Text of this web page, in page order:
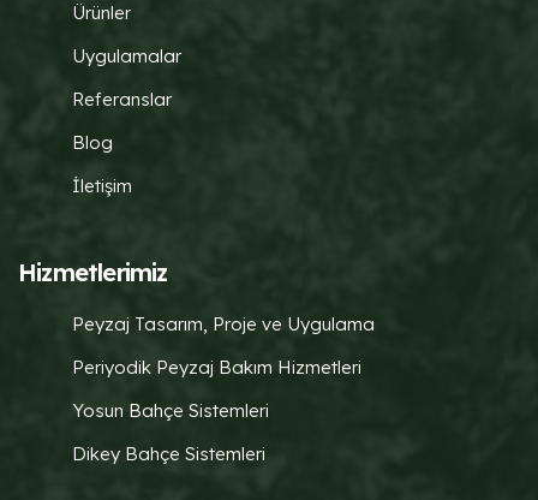
Ürünler
Uygulamalar
Referanslar
Blog
İletişim
Hizmetlerimiz
Peyzaj Tasarım, Proje ve Uygulama
Periyodik Peyzaj Bakım Hizmetleri
Yosun Bahçe Sistemleri
Dikey Bahçe Sistemleri